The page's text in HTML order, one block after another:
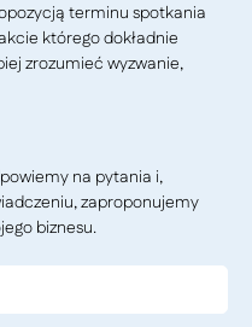
terminu spotkania
którego dokładnie
zrozumieć wyzwanie,
na pytania i,
zaproponujemy
biznesu.